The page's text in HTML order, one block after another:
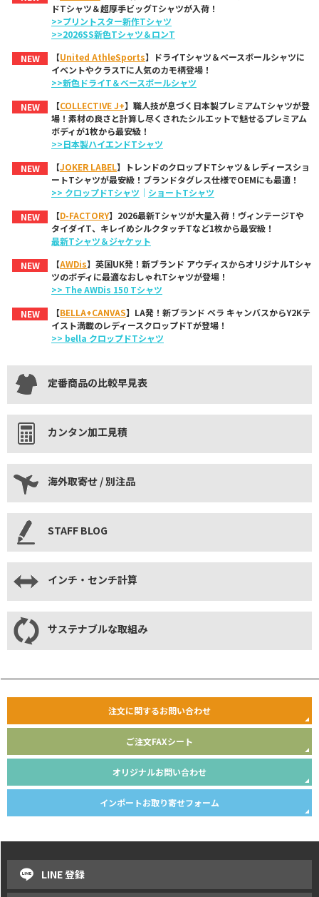
ドTシャツ＆超厚手ビッグTシャツが入荷！
>>プリントスター新作Tシャツ
>>2026SS新色Tシャツ＆ロンT
NEW
【United AthleSports】ドライTシャツ＆ベースボールシャツに
イベントやクラスTに人気のカモ柄登場！
>>新色ドライT＆ベースボールシャツ
NEW
【COLLECTIVE J+】職人技が息づく日本製プレミアムTシャツが登
場！素材の良さと計算し尽くされたシルエットで魅せるプレミアム
ボディが1枚から最安級！
>>日本製ハイエンドTシャツ
NEW
【JOKER LABEL】トレンドのクロップドTシャツ＆レディースショ
ートTシャツが最安級！ブランドタグレス仕様でOEMにも最適！
>> クロップドTシャツ ｜ ショートTシャツ
NEW
【D-FACTORY】2026最新Tシャツが大量入荷！ヴィンテージTや
タイダイT、キレイめシルクタッチTなど1枚から最安級！
最新Tシャツ＆ジャケット
NEW
【AWDis】英国UK発！新ブランド アウディスからオリジナルTシャ
ツのボディに最適なおしゃれTシャツが登場！
>> The AWDis 150 Tシャツ
NEW
【BELLA+CANVAS】LA発！新ブランド ベラ キャンバスからY2Kテ
イスト満載のレディースクロップドTが登場！
>> bella クロップドTシャツ
定番商品の比較早見表
カンタン加工見積
海外取寄せ / 別注品
STAFF BLOG
インチ・センチ計算
サステナブルな取組み
注文に関するお問い合わせ
ご注文FAXシート
オリジナルお問い合わせ
インポートお取り寄せフォーム
LINE 登録